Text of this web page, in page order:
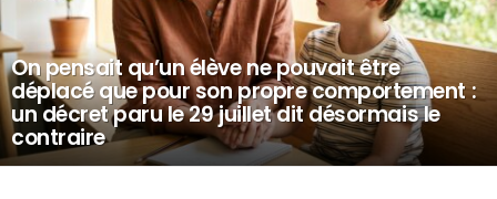
On pensait qu’un élève ne pouvait être
déplacé que pour son propre comportement :
un décret paru le 29 juillet dit désormais le
contraire